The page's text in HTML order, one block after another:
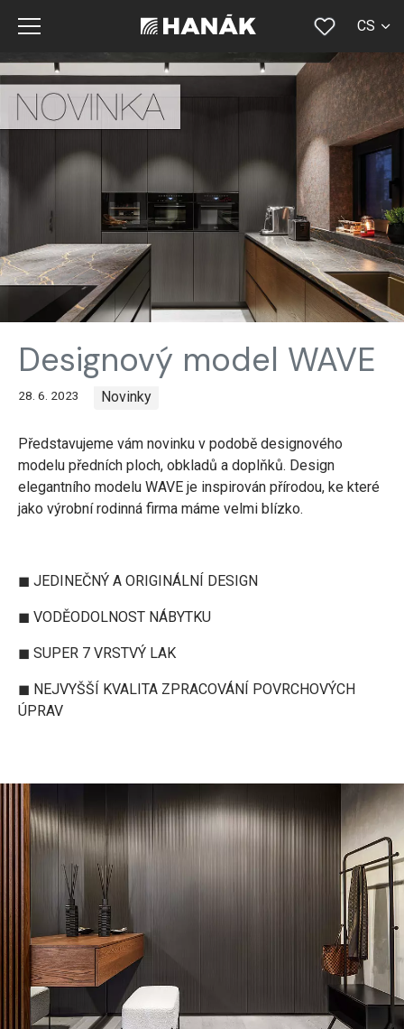
CS
SK
EN
DE
FR
Designový model WAVE
28. 6. 2023 Novinky
Představujeme vám novinku v podobě designového
modelu předních ploch, obkladů a doplňků. Design
elegantního modelu WAVE je inspirován přírodou, ke které
jako výrobní rodinná firma máme velmi blízko.
◼ JEDINEČNÝ A ORIGINÁLNÍ DESIGN
◼ VODĚODOLNOST NÁBYTKU
◼ SUPER 7 VRSTVÝ LAK
◼ NEJVYŠŠÍ KVALITA ZPRACOVÁNÍ POVRCHOVÝCH
ÚPRAV